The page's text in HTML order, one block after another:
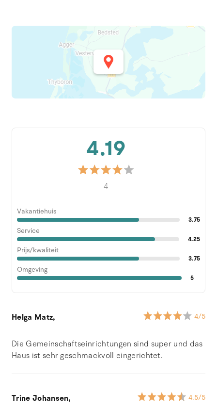
4.19
4
Vakantiehuis
3.75
Service
4.25
Prijs/kwaliteit
3.75
Omgeving
5
Helga Matz, 4/5
Die Gemeinschaftseinrichtungen sind super und das
Haus ist sehr geschmackvoll eingerichtet.
Trine Johansen, 4.5/5